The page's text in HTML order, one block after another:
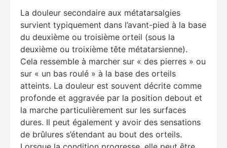
La douleur secondaire aux métatarsalgies
survient typiquement dans l’avant-pied à la base
du deuxième ou troisième orteil (sous la
deuxième ou troixième tête métatarsienne).
Cela ressemble à marcher sur « des pierres » ou
sur « un bas roulé » à la base des orteils
atteints. La douleur est souvent décrite comme
profonde et aggravée par la position debout et
la marche particulièrement sur les surfaces
dures. Il peut également y avoir des sensations
de brûlures s’étendant au bout des orteils.